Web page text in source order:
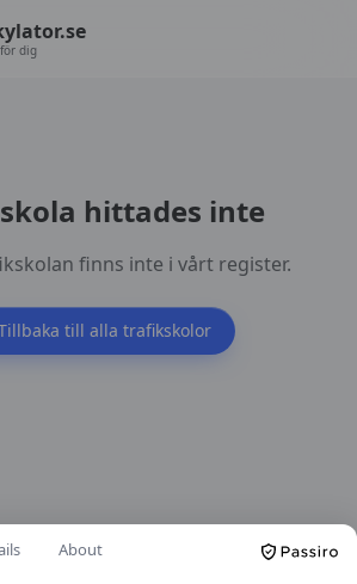
dig
hittades inte
finns inte i vårt register.
till alla trafikskolor
About